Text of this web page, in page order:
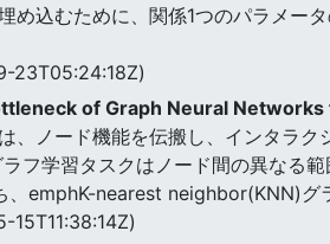
め込むために、関係1つのパラメー
23T05:24:18Z)
of Graph Neural
、ノード機能を伝搬し、インタラ
フ学習タスクはノード間の異なる
、emphK-nearest neighbor(KNN)
15T11:38:14Z)